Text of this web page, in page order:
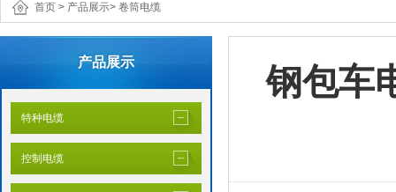
首页 > 产品展示> 卷筒电缆
产品展示
特种电缆
控制电缆
钢包车